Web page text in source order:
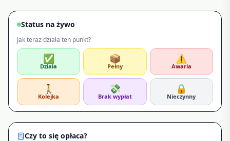
Status na żywo
Jak teraz działa ten punkt?
✅
Działa
📦
Pełny
⚠️
Awaria
🚶
Kolejka
💸
Brak wypłat
🔒
Nieczynny
Czy to się opłaca?